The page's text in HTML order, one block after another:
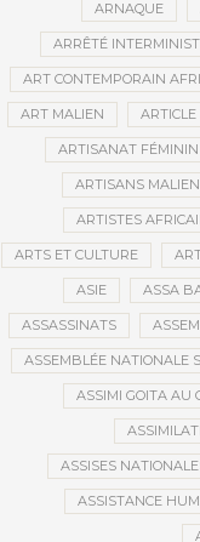
ARNAQUE
ARRÊTÉ
ART CONTEMPORAIN
ART MALIEN ARTICLE
ARTISANAT FÉMININ
ARTISANS
ARTISTES
ARTS ET CULTURE
ASIE ASSA
ASSASSINATS
ASSEMBLÉE NATIONALE
ASSIMI GOITA AU
ASSISES
ASSISTANCE